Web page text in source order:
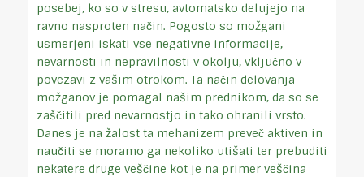
posebej, ko so v stresu, avtomatsko delujejo na
ravno nasproten način. Pogosto so možgani
usmerjeni iskati vse negativne informacije,
nevarnosti in nepravilnosti v okolju, vključno v
povezavi z vašim otrokom. Ta način delovanja
možganov je pomagal našim prednikom, da so se
zaščitili pred nevarnostjo in tako ohranili vrsto.
Danes je na žalost ta mehanizem preveč aktiven in
naučiti se moramo ga nekoliko utišati ter prebuditi
nekatere druge veščine kot je na primer veščina